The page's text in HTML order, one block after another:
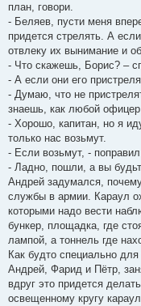
план, говори.
- Беляев, пусти меня
придется стрелять. А
отвлеку их вынимание и
- Что скажешь, Борис? –
- А если они его
- Думаю, что не
знаешь, как любой
- Хорошо, капитан, но я
только нас возьмут.
- Если возьмут, -
- Ладно, пошли, а вы
Андрей задумался,
службы в армии. Караул
которыми надо вести
бункер, площадка, где
лампой, а тоннель где
Как будто специально
Андрей, Фарид и Пётр,
вдруг это придется
освещенному кругу